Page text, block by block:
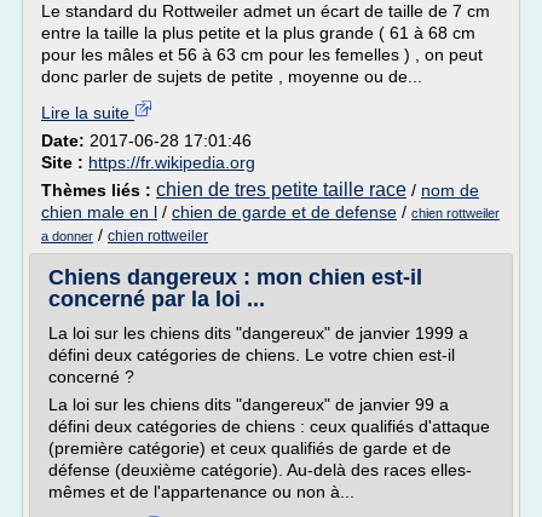
Le standard du Rottweiler admet un écart de taille de 7 cm
entre la taille la plus petite et la plus grande ( 61 à 68 cm
pour les mâles et 56 à 63 cm pour les femelles ) , on peut
donc parler de sujets de petite , moyenne ou de...
Lire la suite
Date: 2017-06-28 17:01:46
Site : https://fr.wikipedia.org
Thèmes liés : chien de tres petite taille race / nom de
chien male en l / chien de garde et de defense / chien rottweiler
a donner / chien rottweiler
Chiens dangereux : mon chien est-il
concerné par la loi ...
La loi sur les chiens dits "dangereux" de janvier 1999 a
défini deux catégories de chiens. Le votre chien est-il
concerné ?
La loi sur les chiens dits "dangereux" de janvier 99 a
défini deux catégories de chiens : ceux qualifiés d'attaque
(première catégorie) et ceux qualifiés de garde et de
défense (deuxième catégorie). Au-delà des races elles-
mêmes et de l'appartenance ou non à...